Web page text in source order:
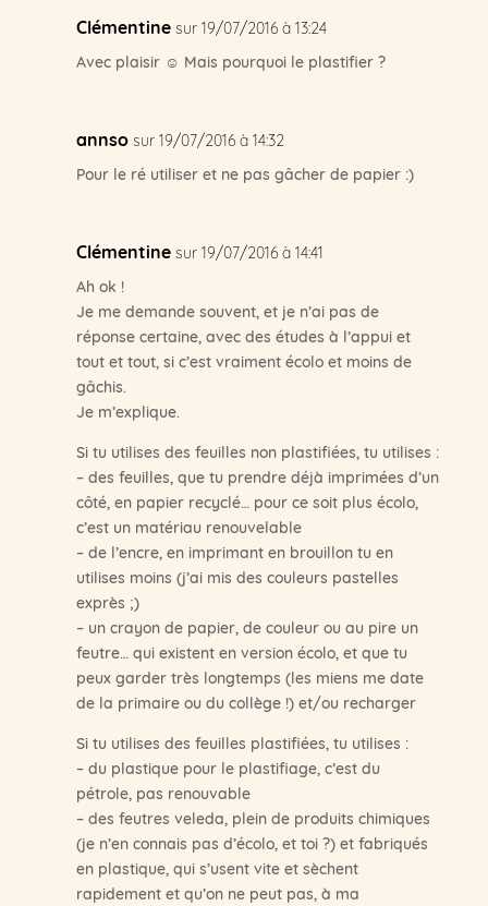
Clémentine sur 19/07/2016 à 13:24
Avec plaisir ☺ Mais pourquoi le plastifier ?
annso sur 19/07/2016 à 14:32
Pour le ré utiliser et ne pas gâcher de papier :)
Clémentine sur 19/07/2016 à 14:41
Ah ok !
Je me demande souvent, et je n’ai pas de
réponse certaine, avec des études à l’appui et
tout et tout, si c’est vraiment écolo et moins de
gâchis.
Je m’explique.
Si tu utilises des feuilles non plastifiées, tu utilises :
– des feuilles, que tu prendre déjà imprimées d’un
côté, en papier recyclé… pour ce soit plus écolo,
c’est un matériau renouvelable
– de l’encre, en imprimant en brouillon tu en
utilises moins (j’ai mis des couleurs pastelles
exprès ;)
– un crayon de papier, de couleur ou au pire un
feutre… qui existent en version écolo, et que tu
peux garder très longtemps (les miens me date
de la primaire ou du collège !) et/ou recharger
Si tu utilises des feuilles plastifiées, tu utilises :
– du plastique pour le plastifiage, c’est du
pétrole, pas renouvable
– des feutres veleda, plein de produits chimiques
(je n’en connais pas d’écolo, et toi ?) et fabriqués
en plastique, qui s’usent vite et sèchent
rapidement et qu’on ne peut pas, à ma